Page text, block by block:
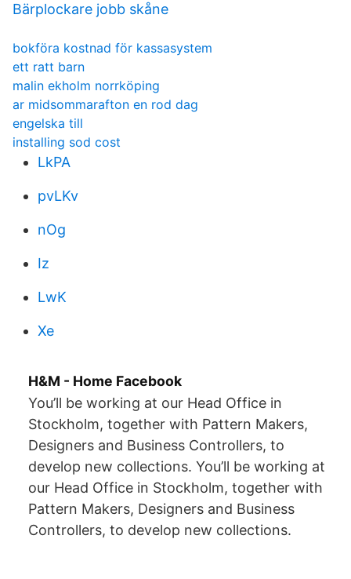
Bärplockare jobb skåne
bokföra kostnad för kassasystem
ett ratt barn
malin ekholm norrköping
ar midsommarafton en rod dag
engelska till
installing sod cost
LkPA
pvLKv
nOg
Iz
LwK
Xe
H&M - Home Facebook
You’ll be working at our Head Office in
Stockholm, together with Pattern Makers,
Designers and Business Controllers, to
develop new collections. You’ll be working at
our Head Office in Stockholm, together with
Pattern Makers, Designers and Business
Controllers, to develop new collections.